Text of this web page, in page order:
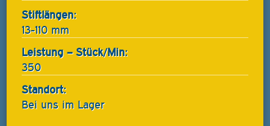
Stiftlängen:
13-110 mm
Leistung – Stück/Min:
350
Standort:
Bei uns im Lager